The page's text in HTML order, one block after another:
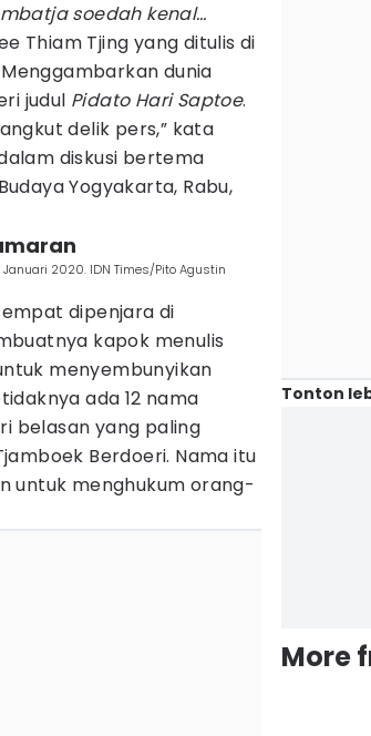
soedah kenal…
Thiam Tjing yang ditulis di
dunia
judul Pidato Hari Saptoe.
delik pers,” kata
diskusi bertema
Yogyakarta, Rabu,
2020. IDN Times/Pito Agustin
dipenjara di
kapok menulis
menyembunyikan
ada 12 nama
belasan yang paling
Berdoeri. Nama itu
untuk menghukum orang-
Tonton
More